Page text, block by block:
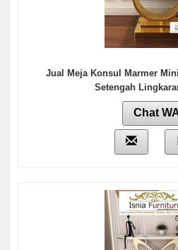
Jual Meja Konsul Marmer
Setengah
Chat